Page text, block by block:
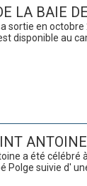
LA BAIE
sortie en
disponible au
a été
Polge suivie d'